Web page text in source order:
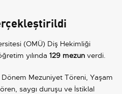
(OMÜ) Diş Hekimliği
yılında 129 mezun verdi.
Mezuniyet Töreni, Yaşam
saygı duruşu ve İstiklal